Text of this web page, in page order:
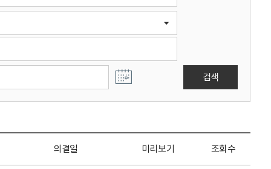
검색
의결일 미리보기 조회수